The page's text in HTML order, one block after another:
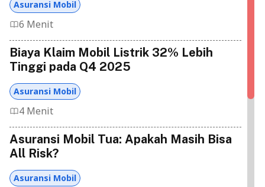
Asuransi Mobil
6 Menit
Biaya Klaim Mobil Listrik 32% Lebih
Tinggi pada Q4 2025
Asuransi Mobil
4 Menit
Asuransi Mobil Tua: Apakah Masih Bisa
All Risk?
Asuransi Mobil